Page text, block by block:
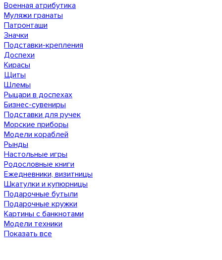
Военная атрибутика
Муляжи гранаты
Патронташи
Значки
Подставки-крепления
Доспехи
Кирасы
Щиты
Шлемы
Рыцари в доспехах
Бизнес-сувениры
Подставки для ручек
Морские приборы
Модели кораблей
Рынды
Настольные игры
Родословные книги
Ежедневники, визитницы
Шкатулки и купюрницы
Подарочные бутыли
Подарочные кружки
Картины с банкнотами
Модели техники
Показать все